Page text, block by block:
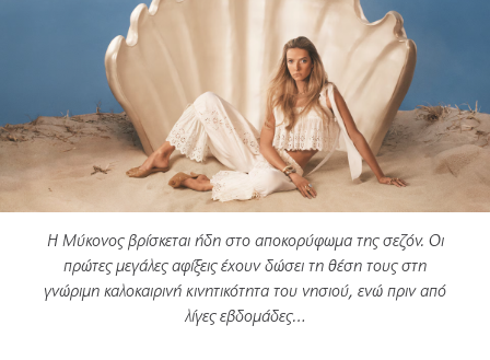
Η Μύκονος βρίσκεται ήδη στο αποκορύφωμα της σεζόν. Οι
πρώτες μεγάλες αφίξεις έχουν δώσει τη θέση τους στη
γνώριμη καλοκαιρινή κινητικότητα του νησιού, ενώ πριν από
λίγες εβδομάδες…